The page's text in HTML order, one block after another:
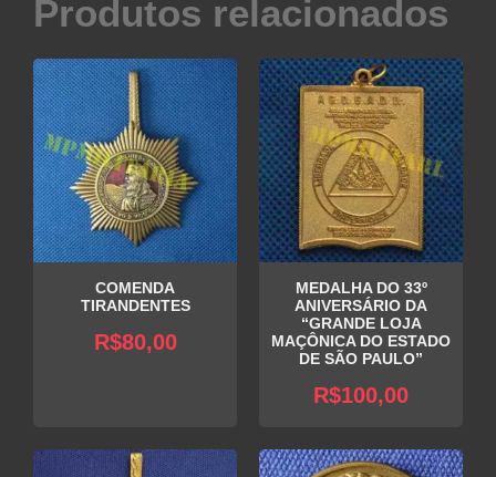
Produtos relacionados
COMENDA
TIRANDENTES
R$80,00
MEDALHA DO 33º
ANIVERSÁRIO DA
“GRANDE LOJA
MAÇÔNICA DO ESTADO
DE SÃO PAULO”
R$100,00